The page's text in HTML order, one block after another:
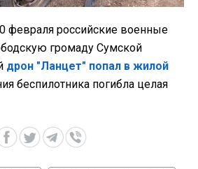
февраля российские военные
громаду Сумской
дрон "Ланцет" попал в жилой
беспилотника погибла целая